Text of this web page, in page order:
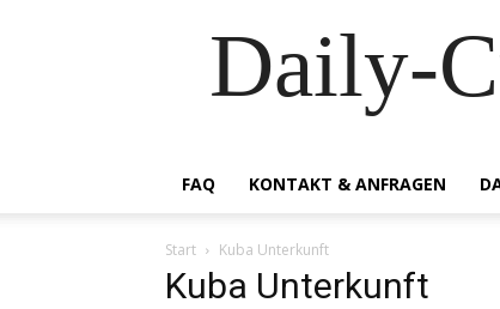
Daily-
FAQ KONTAKT & ANFRAGEN
Start Kuba Unterkunft
Kuba Unterkunft